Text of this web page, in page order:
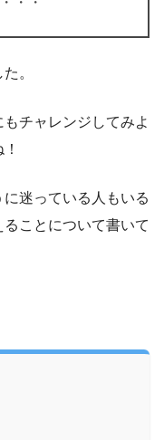
。
チャレンジしてみよ
迷っている人もいる
ことについて書いて